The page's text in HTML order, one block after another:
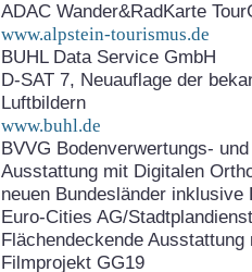
ADAC Wander&RadKarte
www.alpstein-tourismus.de
BUHL Data Service GmbH
D-SAT 7, Neuauflage der
Luftbildern
www.buhl.de
BVVG Bodenverwertungs-
Ausstattung mit Digitalen
neuen Bundesländer inklusive
Euro-Cities AG/
Flächendeckende
Filmprojekt GG19